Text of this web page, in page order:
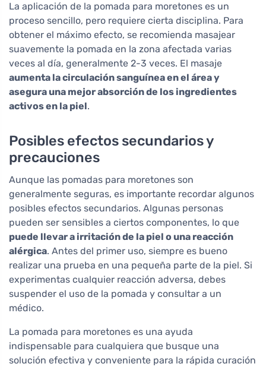
La aplicación de la pomada para moretones es un
proceso sencillo, pero requiere cierta disciplina. Para
obtener el máximo efecto, se recomienda masajear
suavemente la pomada en la zona afectada varias
veces al día, generalmente 2-3 veces. El masaje
aumenta la circulación sanguínea en el área y
asegura una mejor absorción de los ingredientes
activos en la piel.
Posibles efectos secundarios y
precauciones
Aunque las pomadas para moretones son
generalmente seguras, es importante recordar algunos
posibles efectos secundarios. Algunas personas
pueden ser sensibles a ciertos componentes, lo que
puede llevar a irritación de la piel o una reacción
alérgica. Antes del primer uso, siempre es bueno
realizar una prueba en una pequeña parte de la piel. Si
experimentas cualquier reacción adversa, debes
suspender el uso de la pomada y consultar a un
médico.
La pomada para moretones es una ayuda
indispensable para cualquiera que busque una
solución efectiva y conveniente para la rápida curación